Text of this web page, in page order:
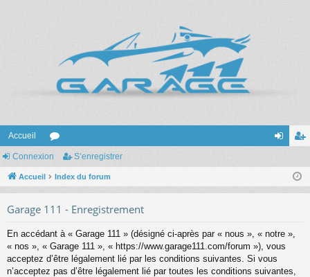
Accueil
or
u nr
Connexion S’enregistrer
Accueil Index du forum
Garage 111 - Enregistrement
En accédant à « Garage 111 » (désigné ci-après par « nous », « notre »,
« nos », « Garage 111 », « https://www.garage111.com/forum »), vous
acceptez d’être légalement lié par les conditions suivantes. Si vous
n’acceptez pas d’être légalement lié par toutes les conditions suivantes,